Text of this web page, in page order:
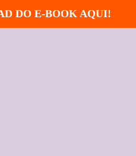
DO E-BOOK AQUI!